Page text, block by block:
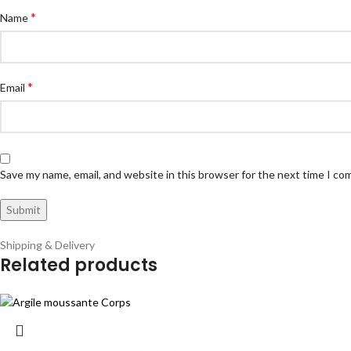
Name*
Email *
Save my name, email, and website in this browser for the next time I
Shipping & Delivery
Related products